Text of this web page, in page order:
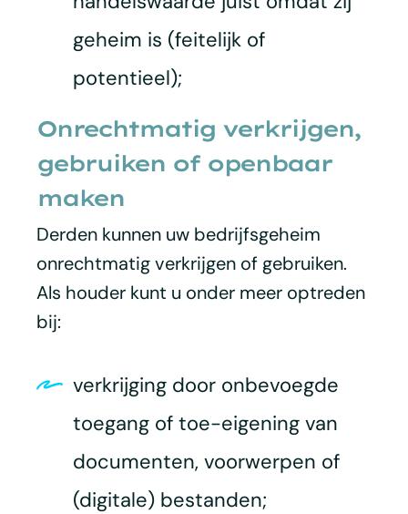
geheim is (feitelijk of
potentieel);
Onrechtmatig verkrijgen,
gebruiken of openbaar
maken
Derden kunnen uw bedrijfsgeheim
onrechtmatig verkrijgen of gebruiken.
Als houder kunt u onder meer optreden
bij:
verkrijging door onbevoegde
toegang of toe-eigening van
documenten, voorwerpen of
(digitale) bestanden;